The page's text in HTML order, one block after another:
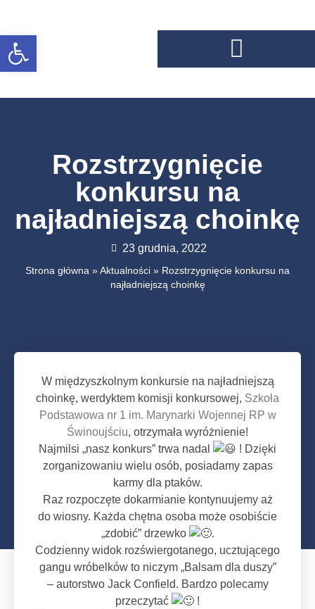
Rozstrzygnięcie
konkursu na
najładniejszą choinkę
23 grudnia, 2022
Strona główna » Aktualności » Rozstrzygnięcie konkursu na
najładniejszą choinkę
W międzyszkolnym konkursie na najładniejszą
choinkę, werdyktem komisji konkursowej, Szkoła
Podstawowa nr 1 im. Marynarki Wojennej RP w
Świnoujściu, otrzymała wyróżnienie!
Najmilsi „nasz konkurs” trwa nadal
! Dzięki
zorganizowaniu wielu osób, posiadamy zapas
karmy dla ptaków.
Raz rozpoczęte dokarmianie kontynuujemy aż
do wiosny. Każda chętna osoba może osobiście
„zdobić” drzewko
.
Codzienny widok rozświergotanego, ucztującego
gangu wróbelków to niczym „Balsam dla duszy”
– autorstwo Jack Confield. Bardzo polecamy
przeczytać
!
Otwórz pasek narzędzi